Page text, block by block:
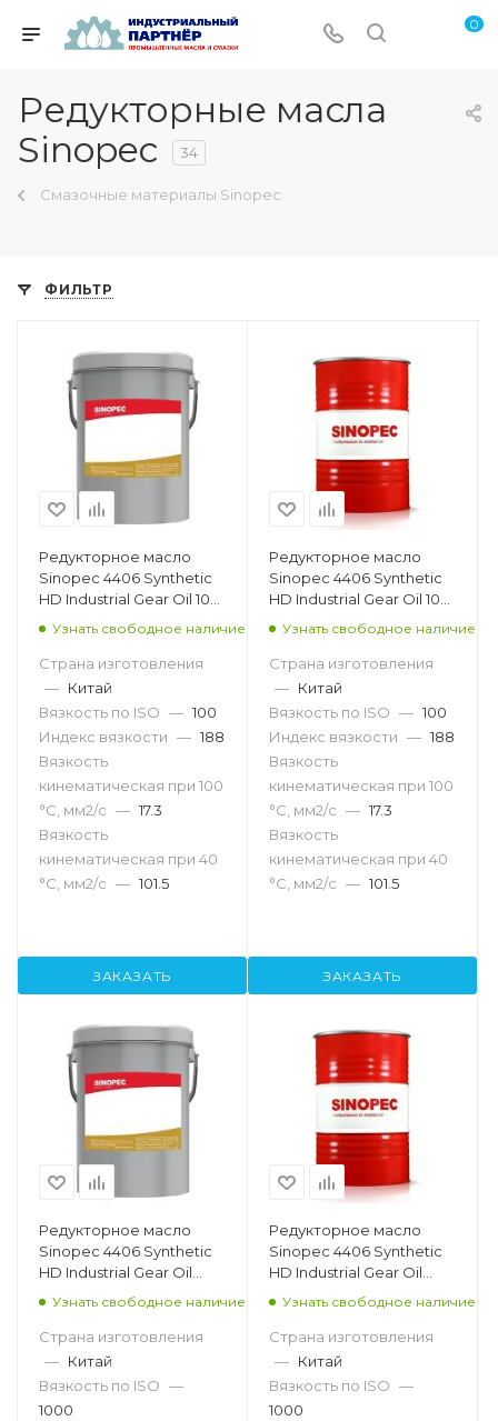
0
Редукторные масла
Sinopec
34
Смазочные материалы Sinopec
ФИЛЬТР
Редукторное масло
Sinopec 4406 Synthetic
HD Industrial Gear Oil 100,
Узнать свободное наличие
Страна изготовления
— Китай
Вязкость по ISO — 100
Индекс вязкости — 188
Вязкость
кинематическая при 100
°С, мм2/с — 17.3
Вязкость
кинематическая при 40
°С, мм2/с — 101.5
ЗАКАЗАТЬ
Редукторное масло
Sinopec 4406 Synthetic
HD Industrial Gear Oil 100,
Узнать свободное наличие
Страна изготовления
— Китай
Вязкость по ISO — 100
Индекс вязкости — 188
Вязкость
кинематическая при 100
°С, мм2/с — 17.3
Вязкость
кинематическая при 40
°С, мм2/с — 101.5
ЗАКАЗАТЬ
Редукторное масло
Sinopec 4406 Synthetic
HD Industrial Gear Oil
Узнать свободное наличие
Страна изготовления
— Китай
Вязкость по ISO —
1000
Редукторное масло
Sinopec 4406 Synthetic
HD Industrial Gear Oil
Узнать свободное наличие
Страна изготовления
— Китай
Вязкость по ISO —
1000